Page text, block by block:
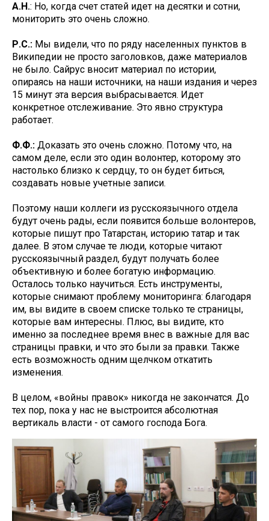
А.Н.: Но, когда счет статей идет на десятки и сотни,
мониторить это очень сложно.
Р.С.: Мы видели, что по ряду населенных пунктов в
Википедии не просто заголовков, даже материалов
не было. Сайрус вносит материал по истории,
опираясь на наши источники, на наши издания и через
15 минут эта версия выбрасывается. Идет
конкретное отслеживание. Это явно структура
работает.
Ф.Ф.: Доказать это очень сложно. Потому что, на
самом деле, если это один волонтер, которому это
настолько близко к сердцу, то он будет биться,
создавать новые учетные записи.
Поэтому наши коллеги из русскоязычного отдела
будут очень рады, если появится больше волонтеров,
которые пишут про Татарстан, историю татар и так
далее. В этом случае те люди, которые читают
русскоязычный раздел, будут получать более
объективную и более богатую информацию.
Осталось только научиться. Есть инструменты,
которые снимают проблему мониторинга: благодаря
им, вы видите в своем списке только те страницы,
которые вам интересны. Плюс, вы видите, кто
именно за последнее время внес в важные для вас
страницы правки, и что это были за правки. Также
есть возможность одним щелчком откатить
изменения.
В целом, «войны правок» никогда не закончатся. До
тех пор, пока у нас не выстроится абсолютная
вертикаль власти - от самого господа Бога.